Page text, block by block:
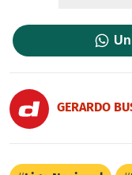
GERARDO